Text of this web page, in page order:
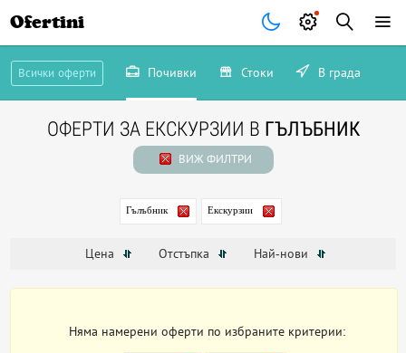
Ofertini
Всички оферти Почивки Стоки В града
ОФЕРТИ ЗА ЕКСКУРЗИИ В ГЪЛЪБНИК
ВИЖ ФИЛТРИ
Гълъбник Екскурзии
Цена Отстъпка Най-нови
Няма намерени оферти по избраните критерии: